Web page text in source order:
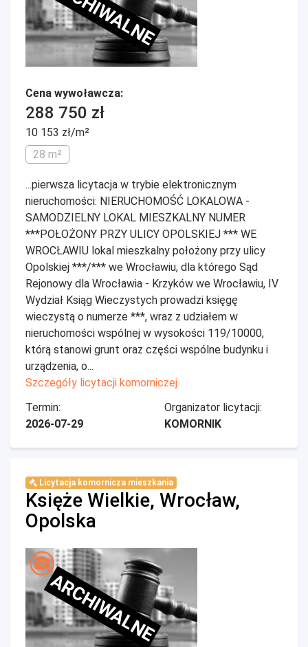
Cena wywoławcza:
288 750 zł
10 153 zł/m²
28 m²
...pierwsza licytacja w trybie elektronicznym
nieruchomości: NIERUCHOMOŚĆ LOKALOWA -
SAMODZIELNY LOKAL MIESZKALNY NUMER
***POŁOŻONY PRZY ULICY OPOLSKIEJ *** WE
WROCŁAWIU lokal mieszkalny położony przy ulicy
Opolskiej ***/*** we Wrocławiu, dla którego Sąd
Rejonowy dla Wrocławia - Krzyków we Wrocławiu, IV
Wydział Ksiąg Wieczystych prowadzi księgę
wieczystą o numerze ***, wraz z udziałem w
nieruchomości wspólnej w wysokości 119/10000,
którą stanowi grunt oraz części wspólne budynku i
urządzenia, o...
Szczegóły licytacji komorniczej
Termin:
2026-07-29
Organizator licytacji:
KOMORNIK
Licytacja komornicza mieszkania
Księże Wielkie, Wrocław,
Opolska
ARCHIWALNE